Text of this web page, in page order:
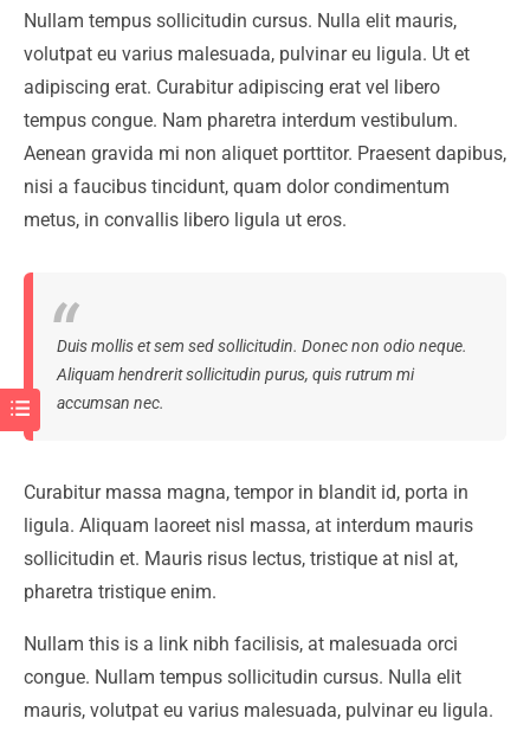
Nullam tempus sollicitudin cursus. Nulla elit mauris,
volutpat eu varius malesuada, pulvinar eu ligula. Ut et
adipiscing erat. Curabitur adipiscing erat vel libero
tempus congue. Nam pharetra interdum vestibulum.
Aenean gravida mi non aliquet porttitor. Praesent dapibus,
nisi a faucibus tincidunt, quam dolor condimentum
metus, in convallis libero ligula ut eros.
Duis mollis et sem sed sollicitudin. Donec non odio neque.
Aliquam hendrerit sollicitudin purus, quis rutrum mi
accumsan nec.
Curabitur massa magna, tempor in blandit id, porta in
ligula. Aliquam laoreet nisl massa, at interdum mauris
sollicitudin et. Mauris risus lectus, tristique at nisl at,
pharetra tristique enim.
Nullam this is a link nibh facilisis, at malesuada orci
congue. Nullam tempus sollicitudin cursus. Nulla elit
mauris, volutpat eu varius malesuada, pulvinar eu ligula.